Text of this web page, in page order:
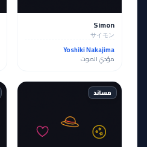
Simon
サイモン
Yoshiki Nakajima
مؤدي الصوت
مساند